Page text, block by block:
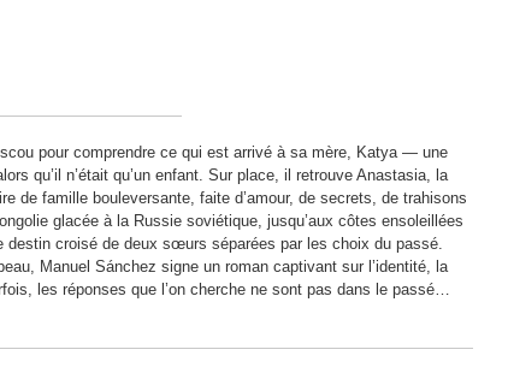
pour comprendre ce qui est arrivé à sa mère, Katya — une
qu’il n’était qu’un enfant. Sur place, il retrouve Anastasia, la
de famille bouleversante, faite d’amour, de secrets, de trahisons
glacée à la Russie soviétique, jusqu’aux côtes ensoleillées
destin croisé de deux sœurs séparées par les choix du passé.
Manuel Sánchez signe un roman captivant sur l’identité, la
les réponses que l’on cherche ne sont pas dans le passé…